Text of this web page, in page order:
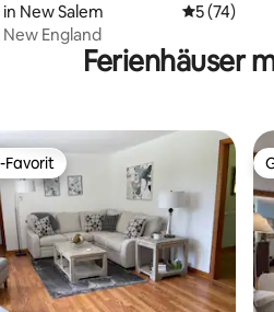
New Salem
5 (74)
England
Ferienhäuser
Favorit.
Favorit